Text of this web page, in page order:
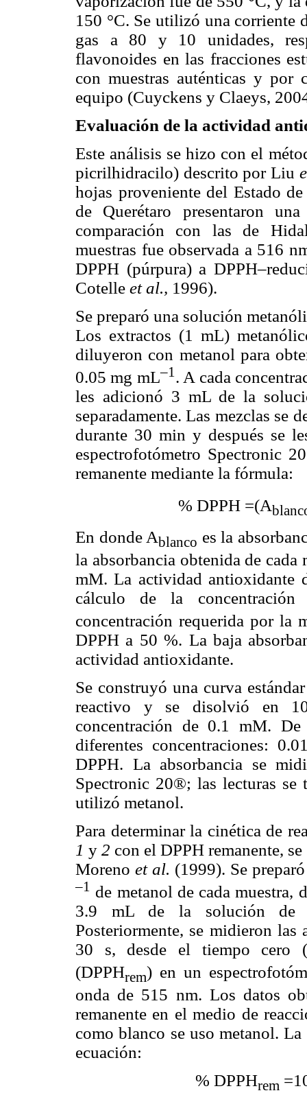
150 °C. Se utilizó una
gas a 80 y 10 unidades,
flavonoides en las fracciones
con muestras auténticas y por
equipo (Cuyckens y Claeys,
Evaluación de la actividad
Este análisis se hizo con el
picrilhidracilo) descrito por Liu
hojas proveniente del Estado
de Querétaro presentaron
comparación con las de
muestras fue observada a 516
DPPH (púrpura) a
Cotelle et al., 1996).
Se preparó una solución
Los extractos (1 mL)
diluyeron con metanol para
0.05 mg mL–1 . A cada
les adicionó 3 mL de la
separadamente. Las mezclas se
durante 30 min y después se
espectrofotómetro Spectronic
remanente mediante la fórmula:
% DPPH =(A
En donde Ablanco es la
la absorbancia obtenida de
mM. La actividad antioxidante
cálculo de la
concentración requerida por la
DPPH a 50 %. La baja
actividad antioxidante.
Se construyó una curva
reactivo y se disolvió en
concentración de 0.1 mM.
diferentes concentraciones:
DPPH. La absorbancia se
Spectronic 20®; las lecturas
utilizó metanol.
Para determinar la cinética de
1 y 2 con el DPPH remanente,
Moreno et al. (1999). Se
–1 de metanol de cada
3.9 mL de la solución de
Posteriormente, se midieron
30 s, desde el tiempo cero
(DPPHrem) en un
onda de 515 nm. Los datos
remanente en el medio de
como blanco se uso metanol.
ecuación:
% DPPHrem